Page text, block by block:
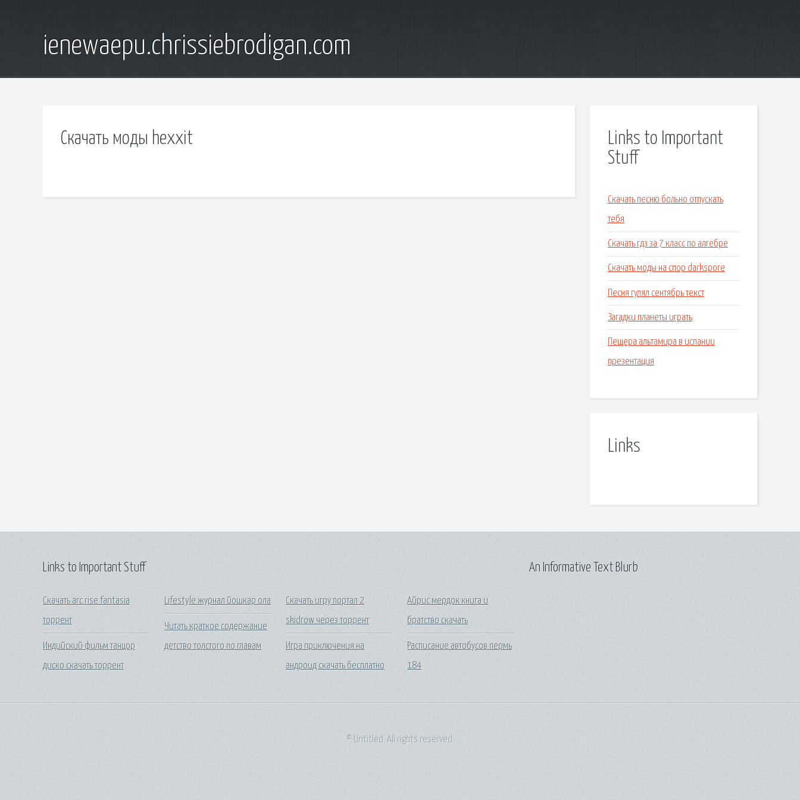
ienewaepu.chrissiebrodigan.com
Скачать моды hexxit
Links to Important
Stuff
Скачать песню больно отпускать
тебя
Скачать гдз за 7 класс по алгебре
Скачать моды на спор darkspore
Песня гулял сентябрь текст
Загадки планеты играть
Пещера альтамира в испании
презентация
Links
Links to Important Stuff
Скачать arc rise fantasia
торрент
Индийский фильм танцор
диско скачать торрент
Lifestyle журнал йошкар ола
Читать краткое содержание
детство толстого по главам
Скачать игру портал 2
skidrow через торрент
Игра приключения на
андроид скачать бесплатно
Айрис мердок книга и
братство скачать
Расписание автобусов пермь
184
An Informative Text Blurb
© Untitled. All rights reserved.